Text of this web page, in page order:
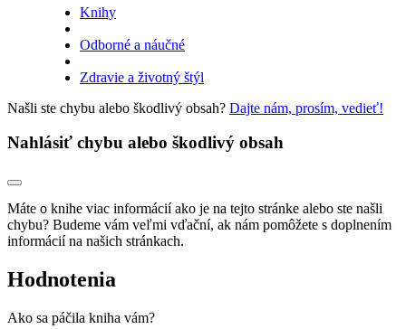
Knihy
Odborné a náučné
Zdravie a životný štýl
Našli ste chybu alebo škodlivý obsah? Dajte nám, prosím, vedieť!
Nahlásiť chybu alebo škodlivý obsah
Máte o knihe viac informácií ako je na tejto stránke alebo ste našli
chybu? Budeme vám veľmi vďační, ak nám pomôžete s doplnením
informácií na našich stránkach.
Hodnotenia
Ako sa páčila kniha vám?